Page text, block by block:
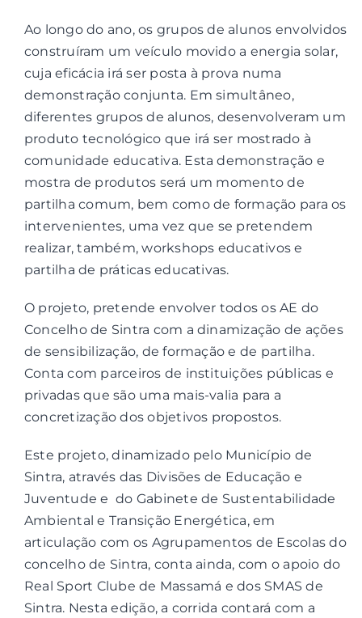
Ao longo do ano, os grupos de alunos envolvidos
construíram um veículo movido a energia solar,
cuja eficácia irá ser posta à prova numa
demonstração conjunta. Em simultâneo,
diferentes grupos de alunos, desenvolveram um
produto tecnológico que irá ser mostrado à
comunidade educativa. Esta demonstração e
mostra de produtos será um momento de
partilha comum, bem como de formação para os
intervenientes, uma vez que se pretendem
realizar, também, workshops educativos e
partilha de práticas educativas.
O projeto, pretende envolver todos os AE do
Concelho de Sintra com a dinamização de ações
de sensibilização, de formação e de partilha.
Conta com parceiros de instituições públicas e
privadas que são uma mais-valia para a
concretização dos objetivos propostos.
Este projeto, dinamizado pelo Município de
Sintra, através das Divisões de Educação e
Juventude e do Gabinete de Sustentabilidade
Ambiental e Transição Energética, em
articulação com os Agrupamentos de Escolas do
concelho de Sintra, conta ainda, com o apoio do
Real Sport Clube de Massamá e dos SMAS de
Sintra. Nesta edição, a corrida contará com a